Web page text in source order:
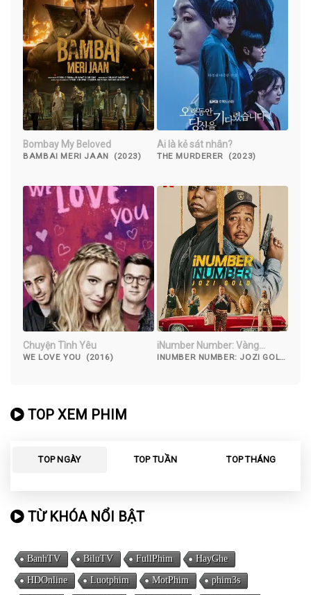
Bombay My Beloved
BAMBAI MERI JAAN (2023)
Ai là kẻ sát nhân?
THE MURDERER (2023)
Chuyện Tình Yêu
WE LOVE YOU (2016)
iNumber Number: Vàng
Johannesburg
INUMBER NUMBER: JOZI GOLD
TOP XEM PHIM
TOP NGÀY TOP TUẦN TOP THÁNG
TỪ KHÓA NỔI BẬT
BanhTV BiluTV FullPhim HayGhe
HDOnline Luotphim MotPhim phim3s